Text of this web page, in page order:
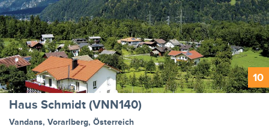
10
Haus Schmidt (VNN140)
Vandans, Vorarlberg, Österreich